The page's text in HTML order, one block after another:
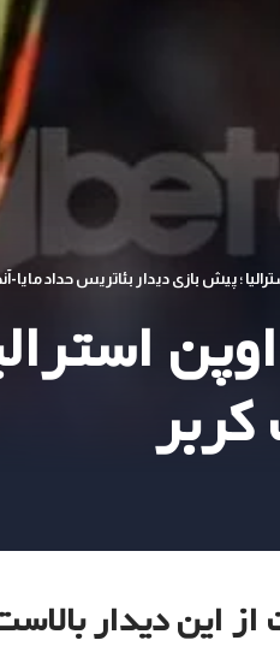
؛ پیش بازی دیدار بئاتریس حداد مایا-
از این دیدار